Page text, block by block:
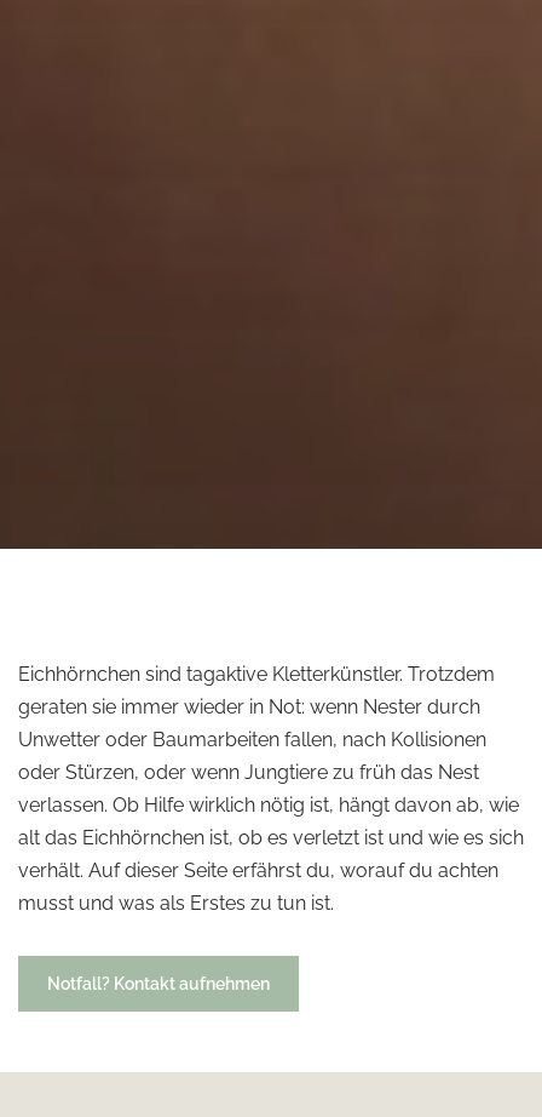
Eichhörnchen sind tagaktive Kletterkünstler. Trotzdem
geraten sie immer wieder in Not: wenn Nester durch
Unwetter oder Baumarbeiten fallen, nach Kollisionen
oder Stürzen, oder wenn Jungtiere zu früh das Nest
verlassen. Ob Hilfe wirklich nötig ist, hängt davon ab, wie
alt das Eichhörnchen ist, ob es verletzt ist und wie es sich
verhält. Auf dieser Seite erfährst du, worauf du achten
musst und was als Erstes zu tun ist.
Notfall? Kontakt aufnehmen